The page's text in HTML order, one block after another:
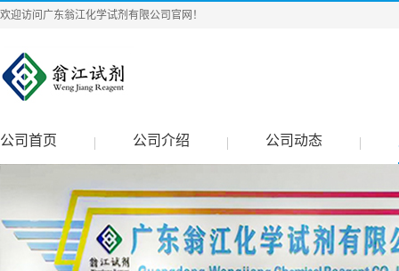
欢迎访问广东翁江化学试剂有限公司官网！
公司首页 公司介绍 公司动态